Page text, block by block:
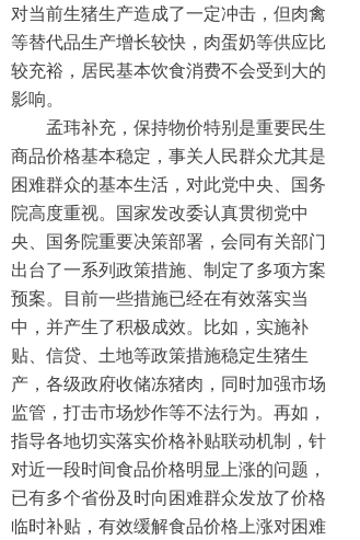
对当前生猪生产造成了一定冲击，但肉禽
等替代品生产增长较快，肉蛋奶等供应比
较充裕，居民基本饮食消费不会受到大的
影响。
孟玮补充，保持物价特别是重要民生
商品价格基本稳定，事关人民群众尤其是
困难群众的基本生活，对此党中央、国务
院高度重视。国家发改委认真贯彻党中
央、国务院重要决策部署，会同有关部门
出台了一系列政策措施、制定了多项方案
预案。目前一些措施已经在有效落实当
中，并产生了积极成效。比如，实施补
贴、信贷、土地等政策措施稳定生猪生
产，各级政府收储冻猪肉，同时加强市场
监管，打击市场炒作等不法行为。再如，
指导各地切实落实价格补贴联动机制，针
对近一段时间食品价格明显上涨的问题，
已有多个省份及时向困难群众发放了价格
临时补贴，有效缓解食品价格上涨对困难